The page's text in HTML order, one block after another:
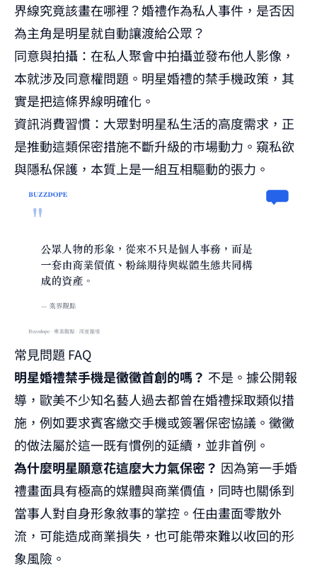
界線究竟該畫在哪裡？婚禮作為私人事件，是否因
為主角是明星就自動讓渡給公眾？
同意與拍攝：在私人聚會中拍攝並發布他人影像，
本就涉及同意權問題。明星婚禮的禁手機政策，其
實是把這條界線明確化。
資訊消費習慣：大眾對明星私生活的高度需求，正
是推動這類保密措施不斷升級的市場動力。窺私欲
與隱私保護，本質上是一組互相驅動的張力。
常見問題 FAQ
明星婚禮禁手機是黴黴首創的嗎？ 不是。據公開報
導，歐美不少知名藝人過去都曾在婚禮採取類似措
施，例如要求賓客繳交手機或簽署保密協議。黴黴
的做法屬於這一既有慣例的延續，並非首例。
為什麼明星願意花這麼大力氣保密？ 因為第一手婚
禮畫面具有極高的媒體與商業價值，同時也關係到
當事人對自身形象敘事的掌控。任由畫面零散外
流，可能造成商業損失，也可能帶來難以收回的形
象風險。